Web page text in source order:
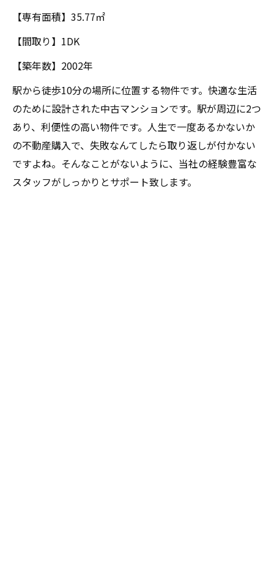
【専有面積】35.77㎡
【間取り】1DK
【築年数】2002年
駅から徒歩10分の場所に位置する物件です。快適な生活
のために設計された中古マンションです。駅が周辺に2つ
あり、利便性の高い物件です。人生で一度あるかないか
の不動産購入で、失敗なんてしたら取り返しが付かない
ですよね。そんなことがないように、当社の経験豊富な
スタッフがしっかりとサポート致します。